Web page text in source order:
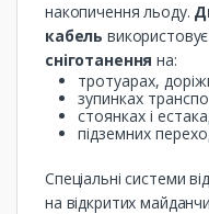
накопичення льоду.
кабель
сніготанення на:
тротуарах,
зупинках
стоянках і
підземних
Спеціальні системи
на відкритих